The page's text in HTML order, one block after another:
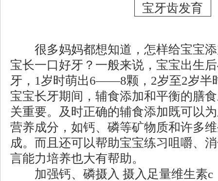
很多妈妈都想知道，怎样给宝宝添
宝长一口好牙？一般来说，宝宝出生
牙，1岁时萌出6——8颗，2岁至2岁半
宝宝长牙期间，辅食添加和平衡的膳
关重要。及时正确的辅食添加既可以
营养成分，如钙、磷等矿物质和许多
成。而且还可以帮助宝宝练习咀嚼、
言能力培养也大有帮助。
加强钙、磷摄入 摄入足量维生素c